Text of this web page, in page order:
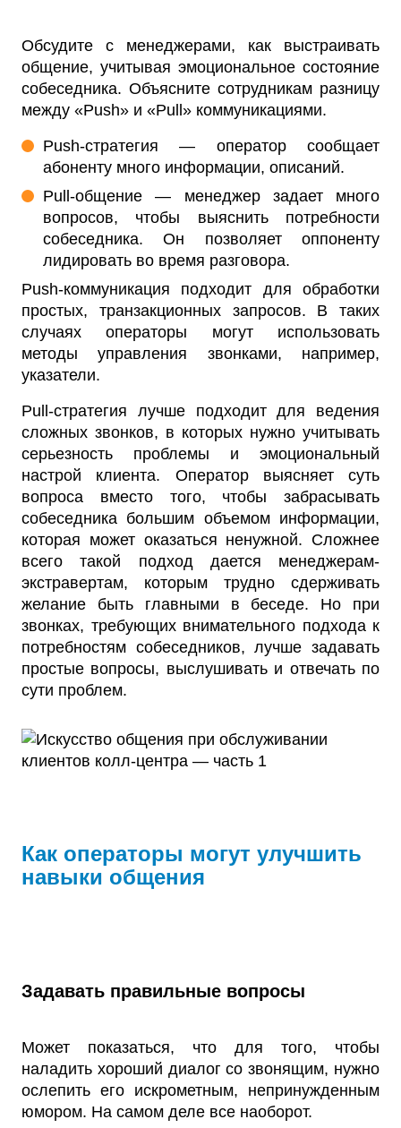
Обсудите с менеджерами, как выстраивать
общение, учитывая эмоциональное состояние
собеседника. Объясните сотрудникам разницу
между «Push» и «Pull» коммуникациями.
Push-стратегия — оператор сообщает
абоненту много информации, описаний.
Pull-общение — менеджер задает много
вопросов, чтобы выяснить потребности
собеседника. Он позволяет оппоненту
лидировать во время разговора.
Push-коммуникация подходит для обработки
простых, транзакционных запросов. В таких
случаях операторы могут использовать
методы управления звонками, например,
указатели.
Pull-стратегия лучше подходит для ведения
сложных звонков, в которых нужно учитывать
серьезность проблемы и эмоциональный
настрой клиента. Оператор выясняет суть
вопроса вместо того, чтобы забрасывать
собеседника большим объемом информации,
которая может оказаться ненужной. Сложнее
всего такой подход дается менеджерам-
экстравертам, которым трудно сдерживать
желание быть главными в беседе. Но при
звонках, требующих внимательного подхода к
потребностям собеседников, лучше задавать
простые вопросы, выслушивать и отвечать по
сути проблем.
Как операторы могут улучшить
навыки общения
Задавать правильные вопросы
Может показаться, что для того, чтобы
наладить хороший диалог со звонящим, нужно
ослепить его искрометным, непринужденным
юмором. На самом деле все наоборот.